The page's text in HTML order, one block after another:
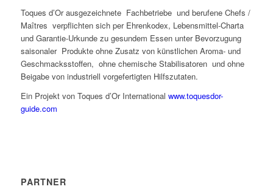
Toques d’Or ausgezeichnete Fachbetriebe und berufene Chefs /
Maîtres verpflichten sich per Ehrenkodex, Lebensmittel-Charta
und Garantie-Urkunde zu gesundem Essen unter Bevorzugung
saisonaler Produkte ohne Zusatz von künstlichen Aroma- und
Geschmacksstoffen, ohne chemische Stabilisatoren und ohne
Beigabe von industriell vorgefertigten Hilfszutaten.
Ein Projekt von Toques d’Or International www.toquesdor-
guide.com
PARTNER